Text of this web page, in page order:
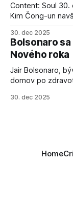
Content: Soul 30.
Kim Čong-un
schopnosti.
sa odvoláva
30. dec 2025
Bolsonaro
Nového roka
Jair Bolsonaro,
domov po
30. dec 2025
Home